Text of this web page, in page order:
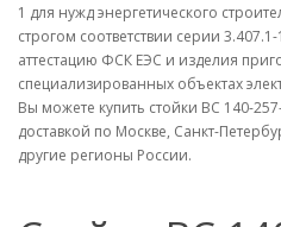
1 для нужд энергетического
строгом соответствии серии
аттестацию ФСК ЕЭС и изделия
специализированных объектах
Вы можете купить стойки ВС 140-
доставкой по Москве, Санкт-
другие регионы России.